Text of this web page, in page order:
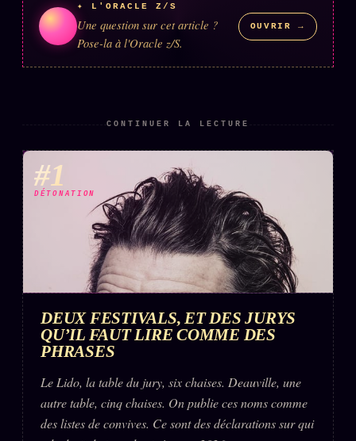
ÉDITORIAL ÉQUIPE + AUTEURS
Auteurs
Personas
Who is who
Qui baise qui
+18
Signatures
Charte éditoriale
Studios
PRATIQUE + LÉGAL
✦ L'ORACLE Z/S
Une question sur cet article ?
Pose-la à l'Oracle z/S.
OUVRIR →
CONTINUER LA LECTURE
#1
DÉTONATION
DEUX FESTIVALS, ET DES JURYS
QU’IL FAUT LIRE COMME DES
PHRASES
Le Lido, la table du jury, six chaises. Deauville, une
autre table, cinq chaises. On publie ces noms comme
des listes de convives. Ce sont des déclarations sur qui